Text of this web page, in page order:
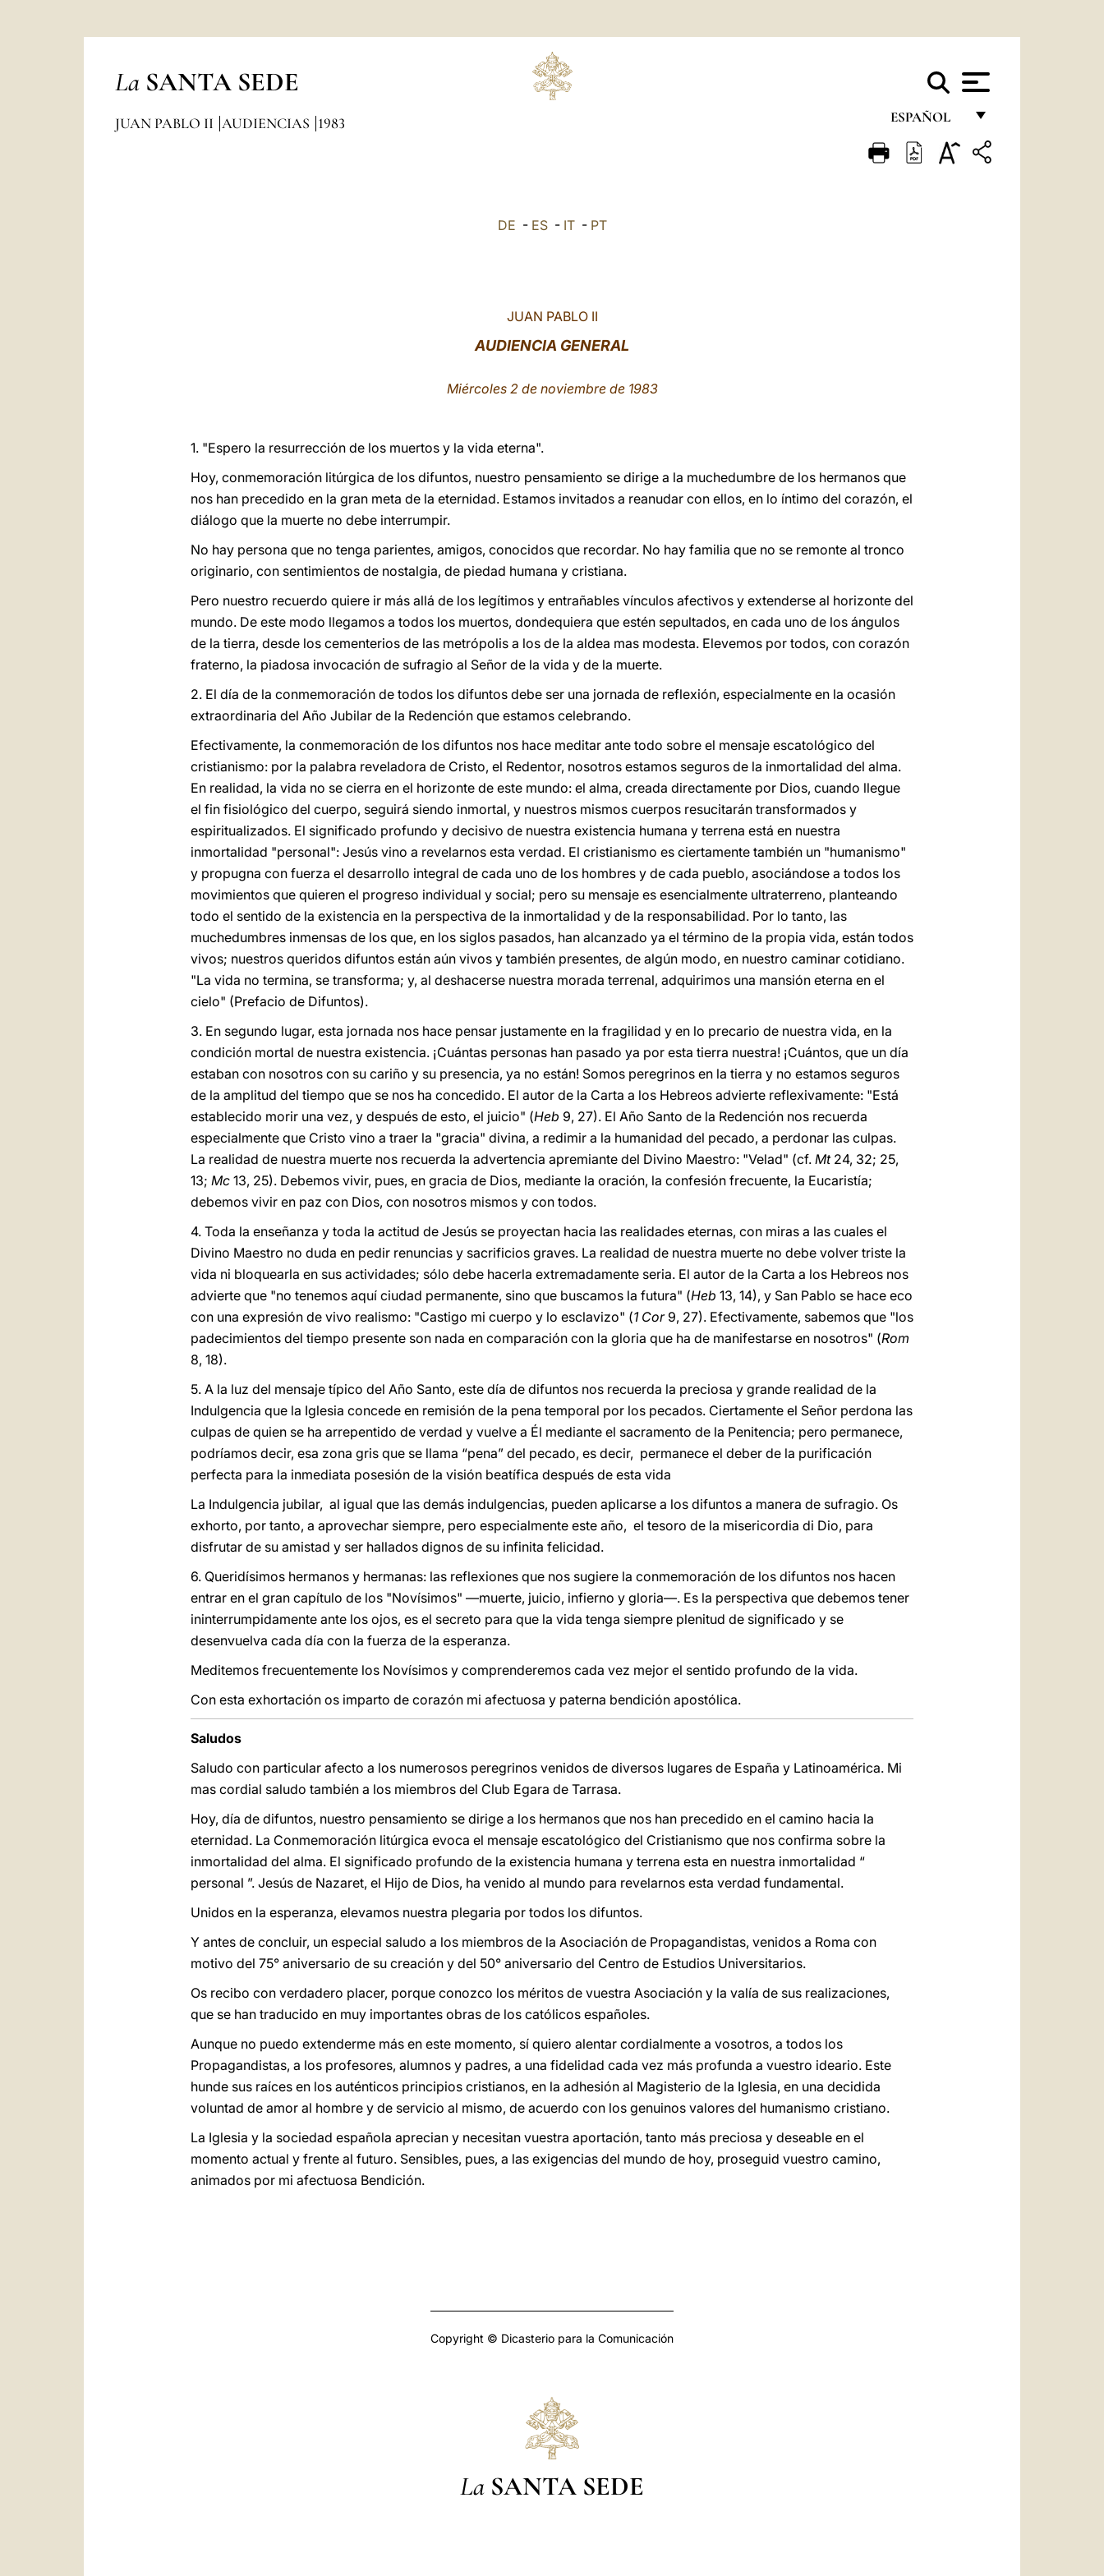
La SANTA SEDE
ESPAÑOL
FRANÇAIS
JUAN PABLO II AUDIENCIAS 1983
DE - ES- IT- PT
JUAN PABLO II
AUDIENCIA GENERAL
Miércoles 2 de noviembre de 1983
1. "Espero la resurrección de los muertos y la vida eterna".
Hoy, conmemoración litúrgica de los difuntos, nuestro pensamiento se dirige a la muchedumbre de los hermanos que
nos han precedido en la gran meta de la eternidad. Estamos invitados a reanudar con ellos, en lo íntimo del corazón, el
diálogo que la muerte no debe interrumpir.
No hay persona que no tenga parientes, amigos, conocidos que recordar. No hay familia que no se remonte al tronco
originario, con sentimientos de nostalgia, de piedad humana y cristiana.
Pero nuestro recuerdo quiere ir más allá de los legítimos y entrañables vínculos afectivos y extenderse al horizonte del
mundo. De este modo llegamos a todos los muertos, dondequiera que estén sepultados, en cada uno de los ángulos
de la tierra, desde los cementerios de las metrópolis a los de la aldea mas modesta. Elevemos por todos, con corazón
fraterno, la piadosa invocación de sufragio al Señor de la vida y de la muerte.
2. El día de la conmemoración de todos los difuntos debe ser una jornada de reflexión, especialmente en la ocasión
extraordinaria del Año Jubilar de la Redención que estamos celebrando.
Efectivamente, la conmemoración de los difuntos nos hace meditar ante todo sobre el mensaje escatológico del
cristianismo: por la palabra reveladora de Cristo, el Redentor, nosotros estamos seguros de la inmortalidad del alma.
En realidad, la vida no se cierra en el horizonte de este mundo: el alma, creada directamente por Dios, cuando llegue
el fin fisiológico del cuerpo, seguirá siendo inmortal, y nuestros mismos cuerpos resucitarán transformados y
espiritualizados. El significado profundo y decisivo de nuestra existencia humana y terrena está en nuestra
inmortalidad "personal": Jesús vino a revelarnos esta verdad. El cristianismo es ciertamente también un "humanismo"
y propugna con fuerza el desarrollo integral de cada uno de los hombres y de cada pueblo, asociándose a todos los
movimientos que quieren el progreso individual y social; pero su mensaje es esencialmente ultraterreno, planteando
todo el sentido de la existencia en la perspectiva de la inmortalidad y de la responsabilidad. Por lo tanto, las
muchedumbres inmensas de los que, en los siglos pasados, han alcanzado ya el término de la propia vida, están todos
vivos; nuestros queridos difuntos están aún vivos y también presentes, de algún modo, en nuestro caminar cotidiano.
"La vida no termina, se transforma; y, al deshacerse nuestra morada terrenal, adquirimos una mansión eterna en el
cielo" (Prefacio de Difuntos).
3. En segundo lugar, esta jornada nos hace pensar justamente en la fragilidad y en lo precario de nuestra vida, en la
condición mortal de nuestra existencia. ¡Cuántas personas han pasado ya por esta tierra nuestra! ¡Cuántos, que un día
estaban con nosotros con su cariño y su presencia, ya no están! Somos peregrinos en la tierra y no estamos seguros
de la amplitud del tiempo que se nos ha concedido. El autor de la Carta a los Hebreos advierte reflexivamente: "Está
establecido morir una vez, y después de esto, el juicio" (Heb 9, 27). El Año Santo de la Redención nos recuerda
especialmente que Cristo vino a traer la "gracia" divina, a redimir a la humanidad del pecado, a perdonar las culpas.
La realidad de nuestra muerte nos recuerda la advertencia apremiante del Divino Maestro: "Velad" (cf. Mt24, 32; 25,
13; Mc 13, 25). Debemos vivir, pues, en gracia de Dios, mediante la oración, la confesión frecuente, la Eucaristía;
debemos vivir en paz con Dios, con nosotros mismos y con todos.
4. Toda la enseñanza y toda la actitud de Jesús se proyectan hacia las realidades eternas, con miras a las cuales el
Divino Maestro no duda en pedir renuncias y sacrificios graves. La realidad de nuestra muerte no debe volver triste la
vida ni bloquearla en sus actividades; sólo debe hacerla extremadamente seria. El autor de la Carta a los Hebreos nos
advierte que "no tenemos aquí ciudad permanente, sino que buscamos la futura" (Heb 13, 14), y San Pablo se hace eco
con una expresión de vivo realismo: "Castigo mi cuerpo y lo esclavizo" (1 Cor9, 27). Efectivamente, sabemos que "los
padecimientos del tiempo presente son nada en comparación con la gloria que ha de manifestarse en nosotros" (Rom
8, 18).
5. A la luz del mensaje típico del Año Santo, este día de difuntos nos recuerda la preciosa y grande realidad de la
Indulgencia que la Iglesia concede en remisión de la pena temporal por los pecados. Ciertamente el Señor perdona las
culpas de quien se ha arrepentido de verdad y vuelve a Él mediante el sacramento de la Penitencia; pero permanece,
podríamos decir, esa zona gris que se llama “pena” del pecado, es decir, permanece el deber de la purificación
perfecta para la inmediata posesión de la visión beatífica después de esta vida
La Indulgencia jubilar, al igual que las demás indulgencias, pueden aplicarse a los difuntos a manera de sufragio. Os
exhorto, por tanto, a aprovechar siempre, pero especialmente este año, el tesoro de la misericordia di Dio, para
disfrutar de su amistad y ser hallados dignos de su infinita felicidad.
6. Queridísimos hermanos y hermanas: las reflexiones que nos sugiere la conmemoración de los difuntos nos hacen
entrar en el gran capítulo de los "Novísimos" —muerte, juicio, infierno y gloria—. Es la perspectiva que debemos tener
ininterrumpidamente ante los ojos, es el secreto para que la vida tenga siempre plenitud de significado y se
desenvuelva cada día con la fuerza de la esperanza.
Meditemos frecuentemente los Novísimos y comprenderemos cada vez mejor el sentido profundo de la vida.
Con esta exhortación os imparto de corazón mi afectuosa y paterna bendición apostólica.
Saludos
Saludo con particular afecto a los numerosos peregrinos venidos de diversos lugares de España y Latinoamérica. Mi
mas cordial saludo también a los miembros del Club Egara de Tarrasa.
Hoy, día de difuntos, nuestro pensamiento se dirige a los hermanos que nos han precedido en el camino hacia la
eternidad. La Conmemoración litúrgica evoca el mensaje escatológico del Cristianismo que nos confirma sobre la
inmortalidad del alma. El significado profundo de la existencia humana y terrena esta en nuestra inmortalidad “
personal ”. Jesús de Nazaret, el Hijo de Dios, ha venido al mundo para revelarnos esta verdad fundamental.
Unidos en la esperanza, elevamos nuestra plegaria por todos los difuntos.
Y antes de concluir, un especial saludo a los miembros de la Asociación de Propagandistas, venidos a Roma con
motivo del 75° aniversario de su creación y del 50° aniversario del Centro de Estudios Universitarios.
Os recibo con verdadero placer, porque conozco los méritos de vuestra Asociación y la valía de sus realizaciones,
que se han traducido en muy importantes obras de los católicos españoles.
Aunque no puedo extenderme más en este momento, sí quiero alentar cordialmente a vosotros, a todos los
Propagandistas, a los profesores, alumnos y padres, a una fidelidad cada vez más profunda a vuestro ideario. Este
hunde sus raíces en los auténticos principios cristianos, en la adhesión al Magisterio de la Iglesia, en una decidida
voluntad de amor al hombre y de servicio al mismo, de acuerdo con los genuinos valores del humanismo cristiano.
La Iglesia y la sociedad española aprecian y necesitan vuestra aportación, tanto más preciosa y deseable en el
momento actual y frente al futuro. Sensibles, pues, a las exigencias del mundo de hoy, proseguid vuestro camino,
animados por mi afectuosa Bendición.
Copyright © Dicasterio para la Comunicación
La SANTA SEDE